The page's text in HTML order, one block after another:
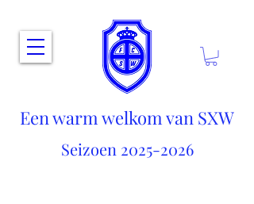
Een warm welkom van SXW
Seizoen 2025-2026